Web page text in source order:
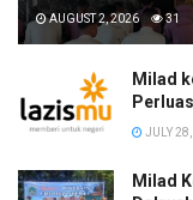
AUGUST 2, 2026 31
Milad
JULY
Milad